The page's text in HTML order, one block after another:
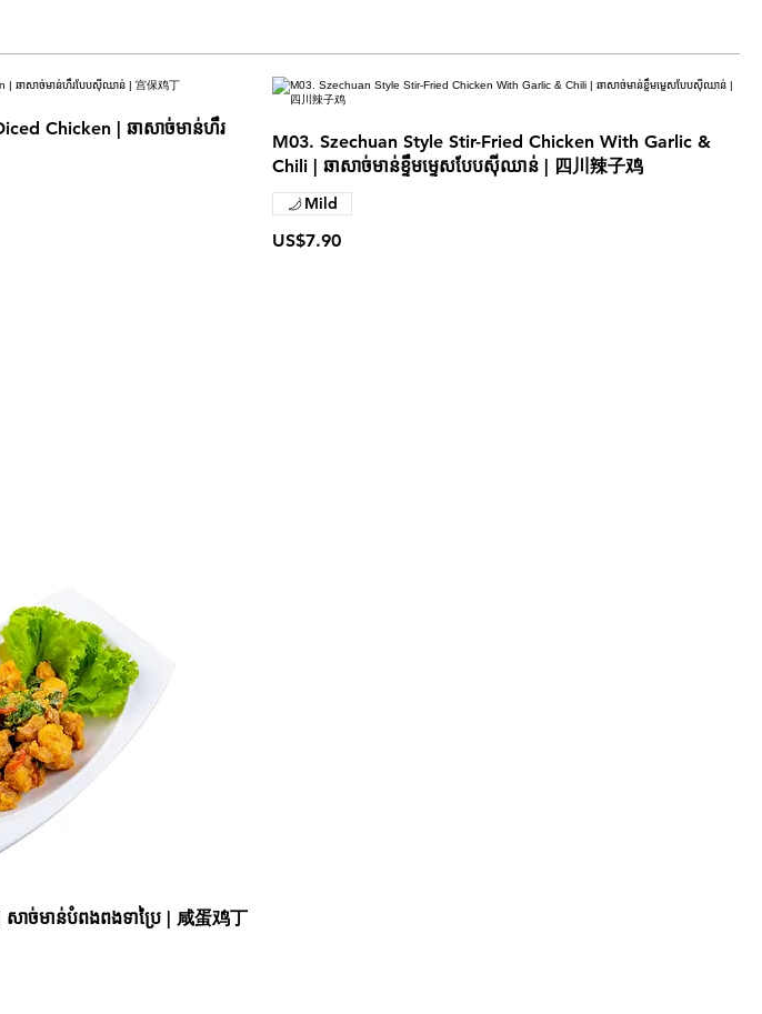
Chicken | ឆាសាច់មាន់ហឹរ
M03. Szechuan Style Stir-Fried Chicken With Garlic &
Chili | ឆាសាច់មាន់ខ្ទឹមម្ទេសបែបស៊ីឈាន់ | 四川辣子鸡
US$7.90
Mild
ាច់មាន់បំពងពងទាប្រៃ | 咸蛋鸡丁